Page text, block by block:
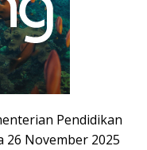
Pendidikan
26 November 2025